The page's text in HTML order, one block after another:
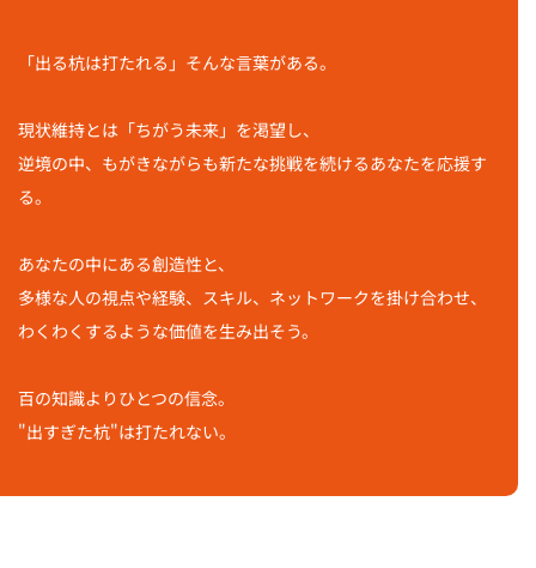
「出る杭は打たれる」そんな言葉がある。
現状維持とは「ちがう未来」を渇望し、
逆境の中、もがきながらも新たな挑戦を続けるあなたを応援す
る。
あなたの中にある創造性と、
多様な人の視点や経験、スキル、ネットワークを掛け合わせ、
わくわくするような価値を生み出そう。
百の知識よりひとつの信念。
"出すぎた杭"は打たれない。